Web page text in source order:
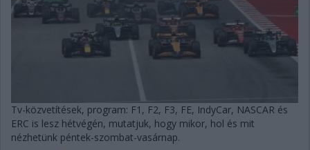
Tv-közvetítések, program: F1, F2, F3, FE, IndyCar, NASCAR és
ERC is lesz hétvégén, mutatjuk, hogy mikor, hol és mit
nézhetünk péntek-szombat-vasárnap.